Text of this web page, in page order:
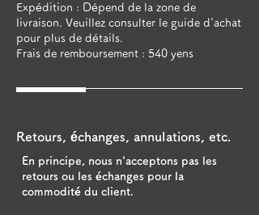
Expédition : Dépend de la zone de
livraison. Veuillez consulter le guide d'achat
pour plus de détails.
Frais de remboursement : 540 yens
Retours, échanges, annulations, etc.
En principe, nous n'acceptons pas les
retours ou les échanges pour la
commodité du client.